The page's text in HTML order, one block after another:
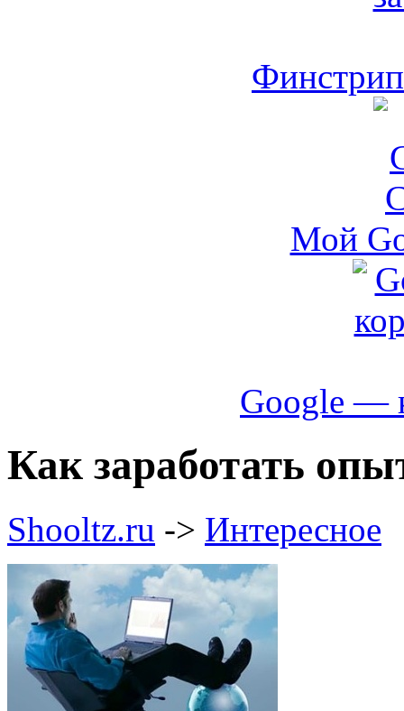
Мой
Google —
Как заработать
Shooltz.ru -> Интересное